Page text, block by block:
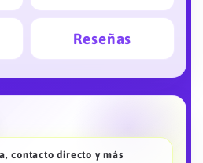
Reseñas
contacto directo y más